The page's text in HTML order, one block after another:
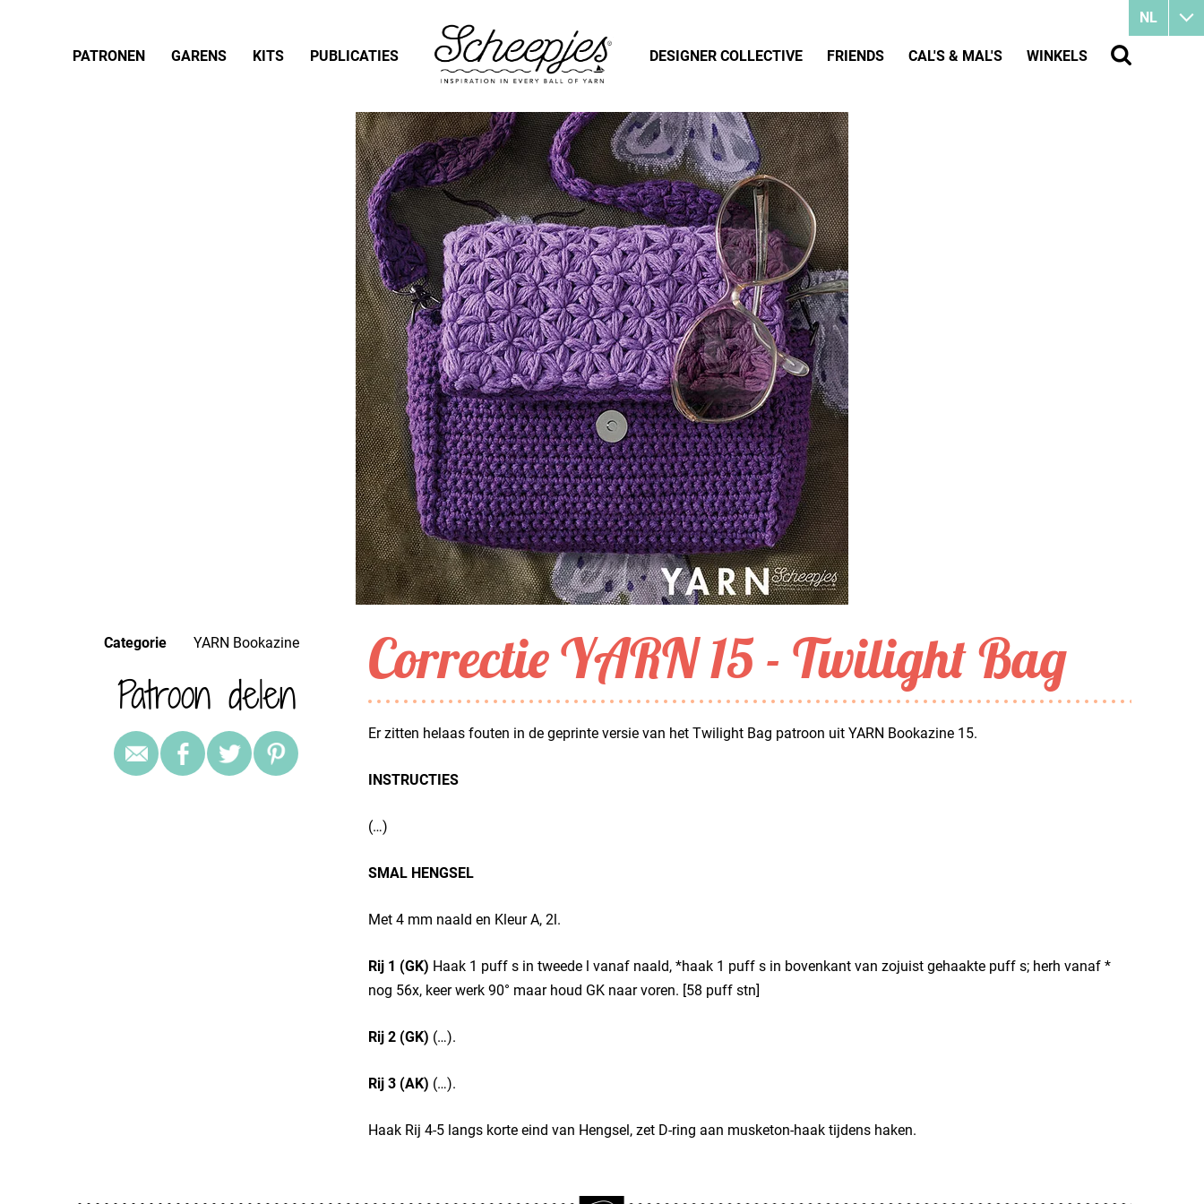
Categorie YARN Bookazine
Patroon delen
Correctie YARN 15 - Twilight Bag
Er zitten helaas fouten in de geprinte versie van het Twilight Bag patroon uit YARN Bookazine 15.
INSTRUCTIES
(…)
SMAL HENGSEL
Met 4 mm naald en Kleur A, 2l.
Rij 1 (GK) Haak 1 puff s in tweede l vanaf naald, *haak 1 puff s in bovenkant van zojuist gehaakte puff s; herh vanaf *
nog 56x, keer werk 90° maar houd GK naar voren. [58 puff stn]
Rij 2 (GK) (…).
Rij 3 (AK) (…).
Haak Rij 4-5 langs korte eind van Hengsel, zet D-ring aan musketon-haak tijdens haken.
NL
PATRONEN GARENS KITS PUBLICATIES DESIGNER COLLECTIVE FRIENDS CAL'S & MAL'S WINKELS